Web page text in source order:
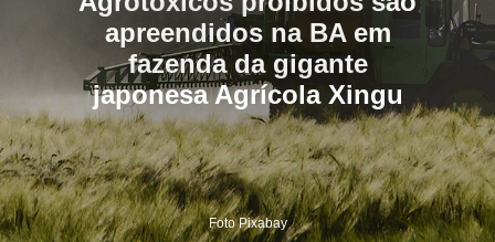
apreendidos na BA em
fazenda da gigante
japonesa Agrícola Xingu
Foto Pixabay